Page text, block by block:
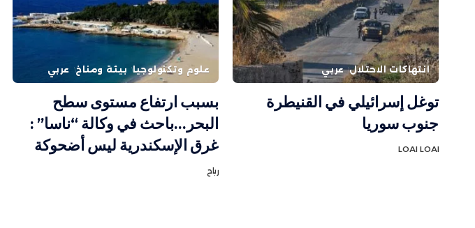
انتهاكات الاحتلال عربي
توغل إسرائيلي في القنيطرة
جنوب سوريا
LOAI LOAI
علوم وتكنولوجيا بيئة ومناخ عربي
بسبب ارتفاع مستوى سطح
البحر…باحث في وكالة “ناسا” :
غرق الإسكندرية ليس أضحوكة
رباح